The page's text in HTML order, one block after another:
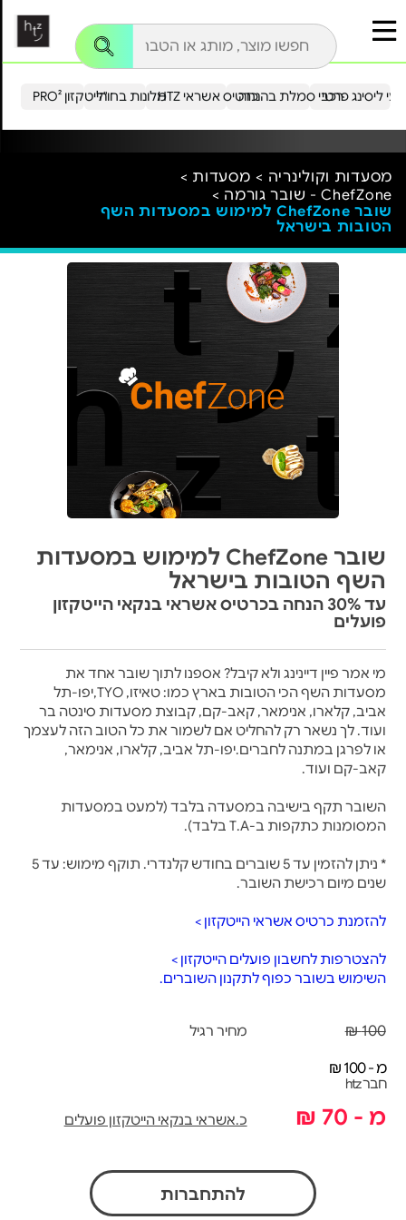
הייטקזון PRO²מלונות בחו"ל כרטיס אשראי HTZ ליסינג פרטירכבי סמלת בהנחה
מסעדות וקולינריה > מסעדות >
ChefZone - שובר גורמה >
שובר ChefZone למימוש במסעדות השף
הטובות בישראל
שובר ChefZone למימוש במסעדות
השף הטובות בישראל
עד 30% הנחה בכרטיס אשראי בנקאי הייטקזון
פועלים
מי אמר פיין דיינינג ולא קיבל? אספנו לתוך שובר אחד את
מסעדות השף הכי הטובות בארץ כמו: טאיזו, TYO,יפו-תל
אביב, קלארו, אנימאר, קאב-קם, קבוצת מסעדות סינטה בר
ועוד. לך נשאר רק להחליט אם לשמור את כל הטוב הזה לעצמך
או לפרגן במתנה לחברים.יפו-תל אביב, קלארו, אנימאר,
קאב-קם ועוד.
השובר תקף בישיבה במסעדה בלבד (למעט במסעדות
המסומנות כתקפות ב-T.A בלבד).
* ניתן להזמין עד 5 שוברים בחודש קלנדרי. תוקף מימוש: עד 5
שנים מיום רכישת השובר.
להזמנת כרטיס אשראי הייטקזון >
להצטרפות לחשבון פועלים הייטקזון >
השימוש בשובר כפוף לתקנון השוברים.
100 ₪ מחיר רגיל
מ - 100 ₪
חבר htz
מ - 70 ₪ כ.אשראי בנקאי הייטקזון פועלים
להתחברות